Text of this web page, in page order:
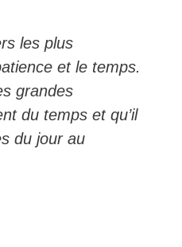
les plus
et le temps.
grandes
du temps et qu’il
du jour au